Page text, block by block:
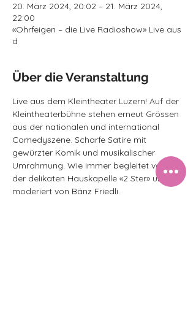
20. März 2024, 20:02 – 21. März 2024,
22:00
«Ohrfeigen – die Live Radioshow» Live aus
d
Über die Veranstaltung
Live aus dem Kleintheater Luzern! Auf der
Kleintheaterbühne stehen erneut Grössen
aus der nationalen und international
Comedyszene. Scharfe Satire mit
gewürzter Komik und musikalischer
Umrahmung. Wie immer begleitet von
der delikaten Hauskapelle «2 Ster» und
moderiert von Bänz Friedli.